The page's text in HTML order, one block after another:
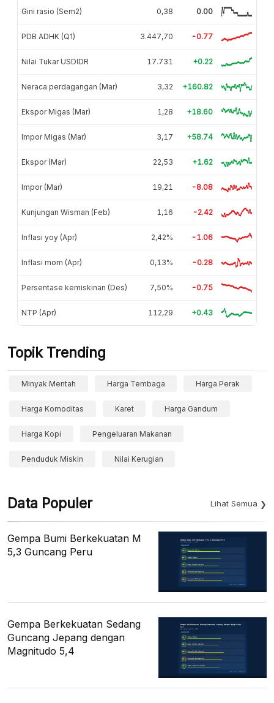
Gini rasio (Sem2) 0,38 0.00
PDB ADHK (Q1) 3.447,70 -0.77
Nilai Tukar USDIDR 17.731 +0.22
Neraca perdagangan (Mar) 3,32 +160.82
Ekspor Migas (Mar) 1,28 +18.60
Impor Migas (Mar) 3,17 +58.74
Ekspor (Mar) 22,53 +1.62
Impor (Mar) 19,21 -8.08
Kunjungan Wisman (Feb) 1,16 -2.42
Inflasi yoy (Apr) 2,42% -1.06
Inflasi mom (Apr) 0,13% -0.28
Persentase kemiskinan (Des) 7,50% -0.75
NTP (Apr) 112,29 +0.43
Topik Trending
Minyak Mentah Harga Tembaga Harga Perak
Harga Komoditas Karet Harga Gandum
Harga Kopi Pengeluaran Makanan
Penduduk Miskin Nilai Kerugian
Data Populer Lihat Semua
Gempa Bumi Berkekuatan M
5,3 Guncang Peru
Gempa Berkekuatan Sedang
Guncang Jepang dengan
Magnitudo 5,4